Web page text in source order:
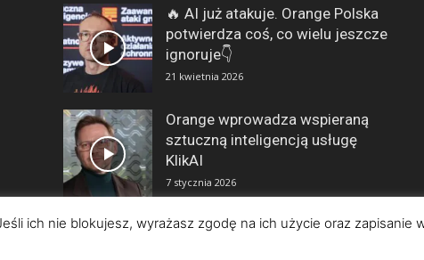
🔥 AI już atakuje. Orange Polska
potwierdza coś, co wielu jeszcze
ignoruje👇
21 kwietnia 2026
Orange wprowadza wspieraną
sztuczną inteligencją usługę
KlikAI
7 stycznia 2026
ich nie blokujesz, wyrażasz zgodę na ich użycie oraz zapisanie